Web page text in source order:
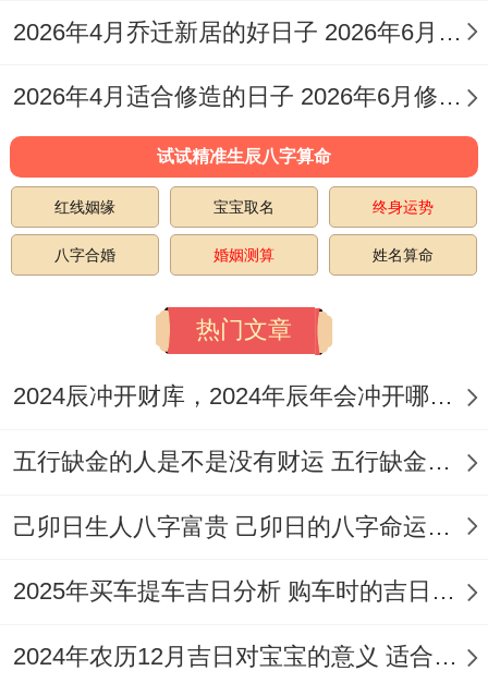
需跟家主命卦相合- 方可确保子孙运势昌
要我说啊，对有区别生肖，需特别注意日辰
冲煞:属鼠、虎、兔、龙、羊者
需严谨避开其
冲日（详见吉日列表）~若务必要参与，可
能量强化在领域 ~动土时墓穴四角埋设祥安
协同上建议邀请属马、狗、虎的贵人参与仪
式（马年三合生肖） -以增强家族气运联
后续仪式中安葬后三日内忌洗衣、理发 七日
2026年4月乔迁新居的好日子 2026年6月乔迁入宅最好的日子
2026年4月适合修造的日子 2026年6月修造吉日
试试精准生辰八字算命
红线姻缘 宝宝取名 终身运势
八字合婚 婚姻测算 姓名算命
热门文章
2024辰冲开财库，2024年辰年会冲开哪些人的财库
五行缺金的人是不是没有财运 五行缺金的人命运好不好
己卯日生人八字富贵 己卯日的八字命运如何
2025年买车提车吉日分析 购车时的吉日与禁忌
2024年农历12月吉日对宝宝的意义 适合龙年宝宝出生的日子有哪些